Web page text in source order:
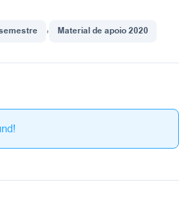
Material de apoio 2020